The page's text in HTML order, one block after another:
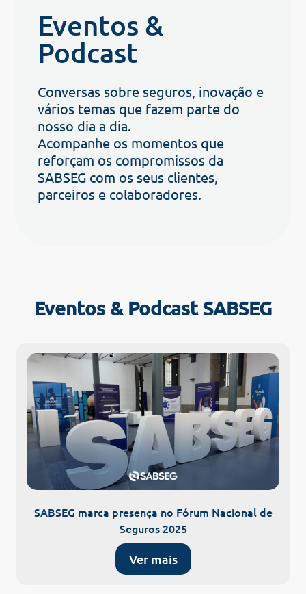
Eventos &
Podcast
Conversas sobre seguros, inovação e
vários temas que fazem parte do
nosso dia a dia.
Acompanhe os momentos que
reforçam os compromissos da
SABSEG com os seus clientes,
parceiros e colaboradores.
Eventos & Podcast SABSEG
SABSEG marca presença no Fórum Nacional de
Seguros 2025
Ver mais